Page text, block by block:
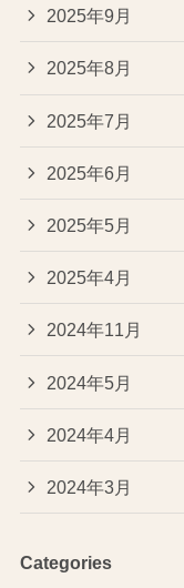
2025年9月
2025年8月
2025年7月
2025年6月
2025年5月
2025年4月
2024年11月
2024年5月
2024年4月
2024年3月
Categories